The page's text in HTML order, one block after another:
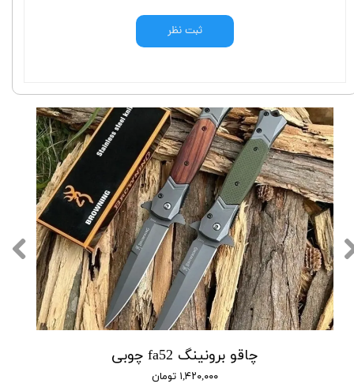
ثبت نظر
چاقو برونینگ fa52 چوبی
۱,۴۲۰,۰۰۰ تومان